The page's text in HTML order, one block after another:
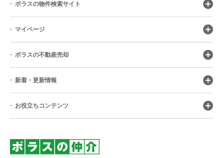
ポラスの物件検索サイト
マイページ
ポラスの不動産売却
新着・更新情報
お役立ちコンテンツ